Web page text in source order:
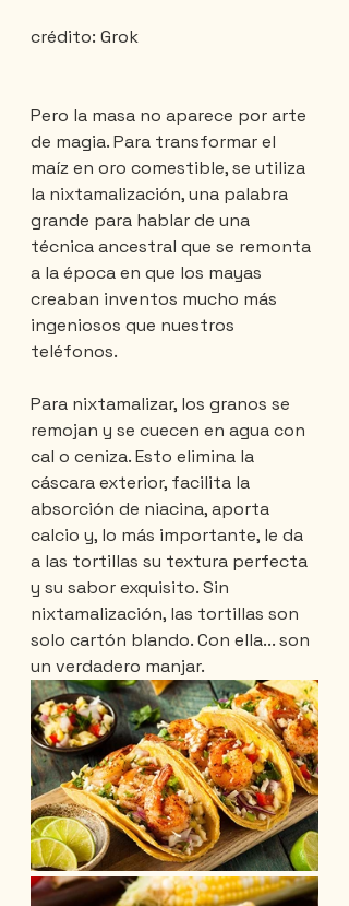
crédito: Grok
Pero la masa no aparece por arte
de magia. Para transformar el
maíz en oro comestible, se utiliza
la nixtamalización, una palabra
grande para hablar de una
técnica ancestral que se remonta
a la época en que los mayas
creaban inventos mucho más
ingeniosos que nuestros
teléfonos.
Para nixtamalizar, los granos se
remojan y se cuecen en agua con
cal o ceniza. Esto elimina la
cáscara exterior, facilita la
absorción de niacina, aporta
calcio y, lo más importante, le da
a las tortillas su textura perfecta
y su sabor exquisito. Sin
nixtamalización, las tortillas son
solo cartón blando. Con ella... son
un verdadero manjar.